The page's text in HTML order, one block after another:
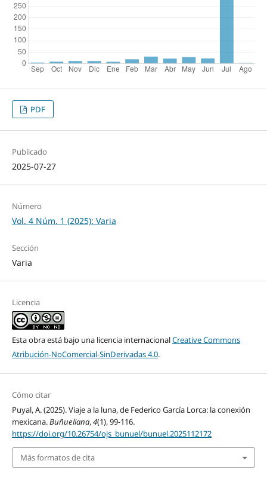
PDF
Publicado
2025-07-27
Número
Vol. 4 Núm. 1 (2025): Varia
Sección
Varia
Licencia
Esta obra está bajo una licencia internacionalCreative Commons
Atribución-NoComercial-SinDerivadas 4.0.
Cómo citar
Puyal, A. (2025). Viaje a la luna, de Federico García Lorca: la conexión
mexicana.Buñueliana,4(1), 99-116.
https://doi.org/10.26754/ojs_bunuel/bunuel.2025112172
Más formatos de cita